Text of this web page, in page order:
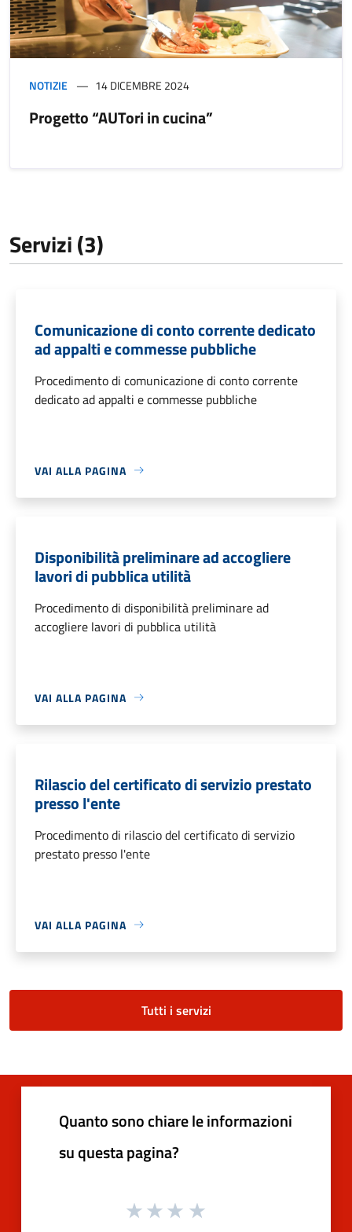
NOTIZIE 14 DICEMBRE 2024
Progetto “AUTori in cucina”
Servizi (3)
Comunicazione di conto corrente dedicato
ad appalti e commesse pubbliche
Procedimento di comunicazione di conto corrente
dedicato ad appalti e commesse pubbliche
VAI ALLA PAGINA
Disponibilità preliminare ad accogliere
lavori di pubblica utilità
Procedimento di disponibilità preliminare ad
accogliere lavori di pubblica utilità
VAI ALLA PAGINA
Rilascio del certificato di servizio prestato
presso l'ente
Procedimento di rilascio del certificato di servizio
prestato presso l'ente
VAI ALLA PAGINA
Tutti i servizi
Quanto sono chiare le informazioni
su questa pagina?